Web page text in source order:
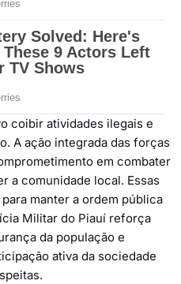
coibir atividades ilegais e
A ação integrada das forças
em combater
a comunidade local. Essas
manter a ordem pública
Militar do Piauí reforça
da população e
ativa da sociedade